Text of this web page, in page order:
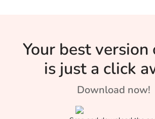
Your best version
is just a click
Download now!